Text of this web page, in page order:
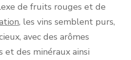
de fruits rouges et de
, les vins semblent purs,
avec des arômes
et des minéraux ainsi